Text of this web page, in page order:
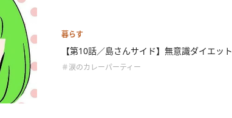
暮らす
【第10話／島さんサイド】無意識ダイエット
＃涙のカレーパーティー